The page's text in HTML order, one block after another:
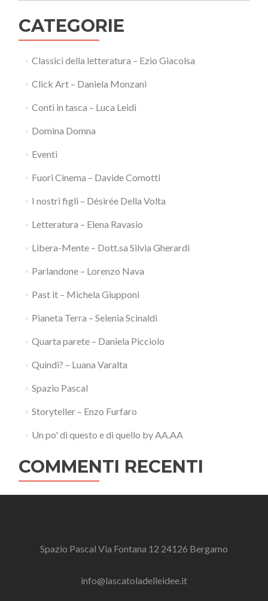
CATEGORIE
Classici della letteratura – Ezio Giacolsa
Click Art – Daniela Monzani
Conti in tasca – Luca Leidi
Domina Domna
Eventi
Fuori Cinema – Davide Comotti
I nostri figli – Désirée Della Volta
Letteratura – Elena Ravasio
Libera-Mente – Dott.sa Silvia Gherardi
Parlandone – Lorenzo Nava
Past it – Michela Giupponi
Pianeta Terra – Selenia Scinaldi
Quarta parete – Daniela Picciolo
Quindi? – Luana Varalta
Spazio Pascal
Storyteller – Enzo Furfaro
Un po' di questo e di quello by AA.AA
COMMENTI RECENTI
Spazio Pascal Via Fontana 12 24126 Bergamo
info@lascatoladelleidee.it